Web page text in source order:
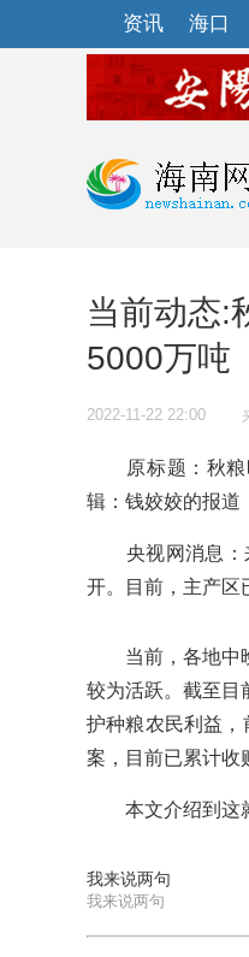
资讯 海口
当前动态:
5000万吨
2022-11-22 22:00
原标题：秋粮旺
辑：钱姣姣的报道
央视网消息：来
开。目前，主产区
当前，各地中晚
较为活跃。截至目
护种粮农民利益，
案，目前已累计收
本文介绍到这就
我来说两句